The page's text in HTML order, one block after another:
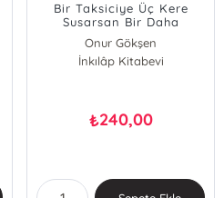
Bir Taksiciye Üç Kere
Susarsan Bir Daha
Konuşmaz
Onur Gökşen
İnkılâp Kitabevi
₺240,00